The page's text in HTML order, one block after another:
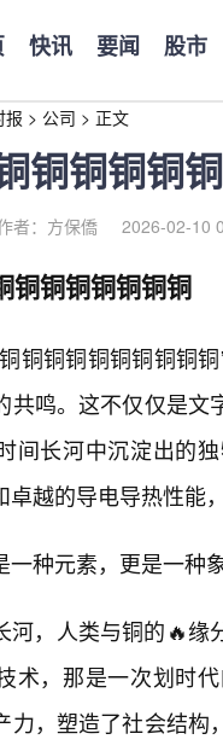
快讯 要闻 股市
报 > 公司 > 正文
铜铜铜铜
者：方保僑 2026-02-10
铜铜铜铜铜铜铜
铜铜铜铜铜铜铜铜
共鸣。这不仅仅是
间长河中沉淀出的
卓越的导电导热性能
一种元素，更是一种
河，人类与铜的🔥
术，那是一次划时
力，塑造了社会结